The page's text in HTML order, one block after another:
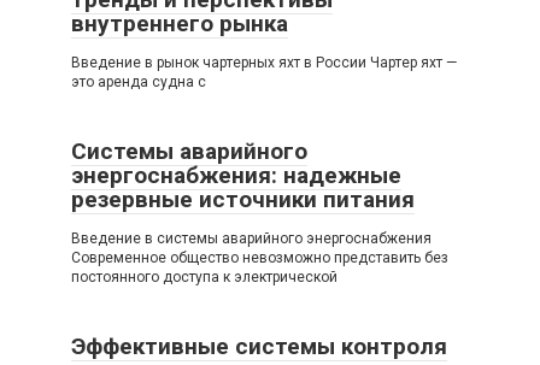
внутреннего рынка
Введение в рынок чартерных яхт в России Чартер яхт —
это аренда судна с
Системы аварийного
энергоснабжения: надежные
резервные источники питания
Введение в системы аварийного энергоснабжения
Современное общество невозможно представить без
постоянного доступа к электрической
Эффективные системы контроля